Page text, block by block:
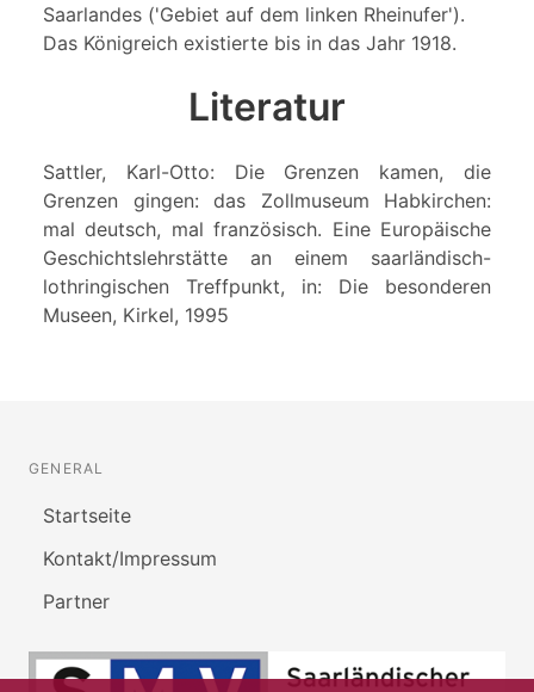
Saarlandes ('Gebiet auf dem linken Rheinufer').
Das Königreich existierte bis in das Jahr 1918.
Literatur
Sattler, Karl-Otto: Die Grenzen kamen, die
Grenzen gingen: das Zollmuseum Habkirchen:
mal deutsch, mal französisch. Eine Europäische
Geschichtslehrstätte an einem saarländisch-
lothringischen Treffpunkt, in: Die besonderen
Museen, Kirkel, 1995
GENERAL
Startseite
Kontakt/Impressum
Partner